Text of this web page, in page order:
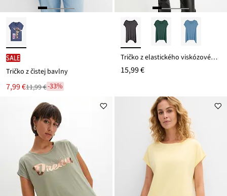
SALE
Tričko z čistej bavlny
Nová
cena
7,99 €
Zľava11,99 €-33%
Tričko z elastického viskózového mixu
15,99 €